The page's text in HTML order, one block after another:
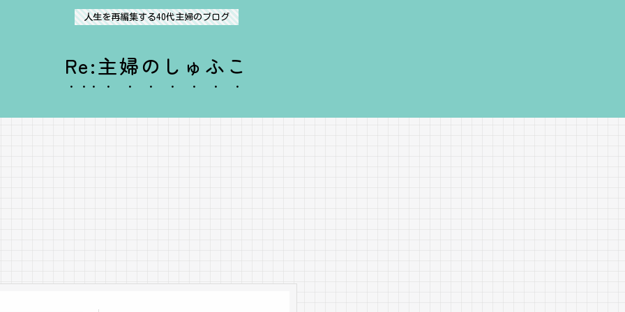
人生を再編集する40代主婦のブログ
Re:主婦のしゅふこ